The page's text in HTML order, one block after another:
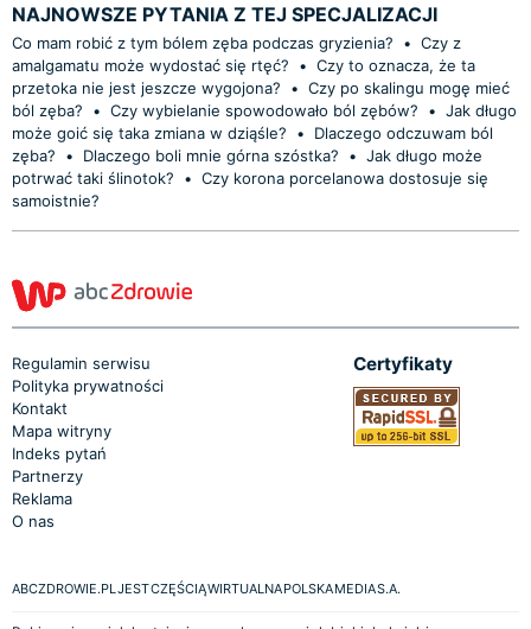
NAJNOWSZE PYTANIA Z TEJ SPECJALIZACJI
Co mam robić z tym bólem zęba podczas gryzienia? • Czy z
amalgamatu może wydostać się rtęć?
• Czy to oznacza, że ta
przetoka nie jest jeszcze wygojona?
• Czy po skalingu mogę mieć
ból zęba?
• Czy wybielanie spowodowało ból zębów? • Jak długo
może goić się taka zmiana w dziąśle?
•
Dlaczego odczuwam ból
zęba?
• Dlaczego boli mnie górna szóstka? • Jak długo może
potrwać taki ślinotok?
• Czy korona porcelanowa dostosuje się
samoistnie?
Regulamin serwisu
Polityka prywatności
Kontakt
Mapa witryny
Indeks pytań
Partnerzy
Reklama
O nas
Certyfikaty
ABCZDROWIE.PL JEST CZĘŚCIĄ WIRTUALNA POLSKA MEDIA S.A.